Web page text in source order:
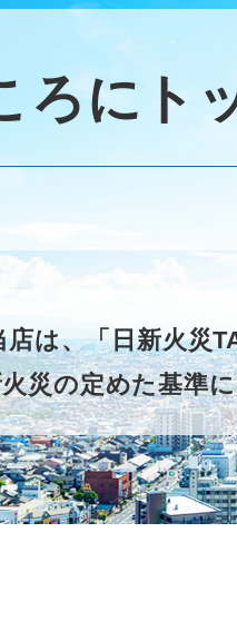
ろにト
店は、「日新火災
災の定めた基準